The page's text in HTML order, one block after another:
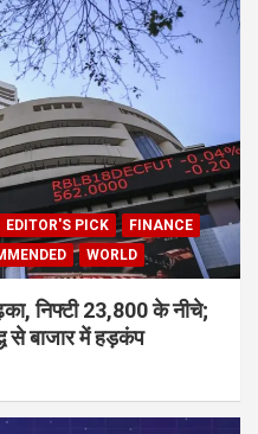
EDITOR'S PICK
FINANCE
WORLD
निफ्टी 23,800 के नीचे;
से बाजार में हड़कंप